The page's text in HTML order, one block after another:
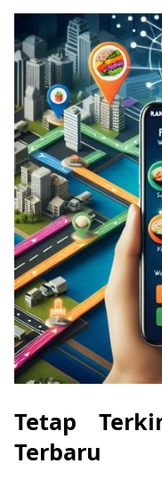
Tetap
Terbaru